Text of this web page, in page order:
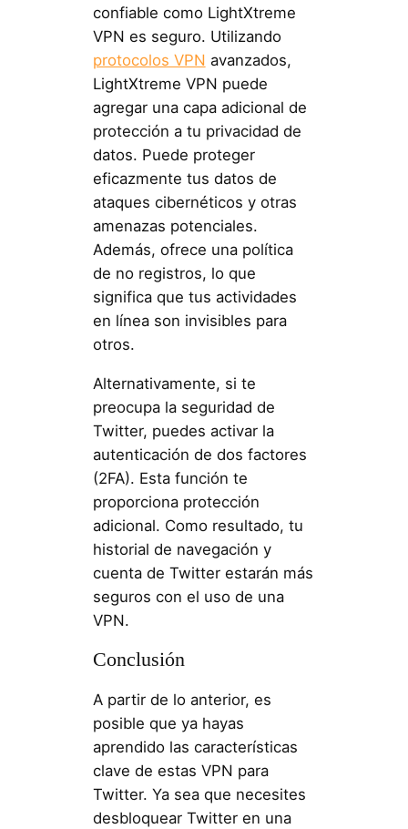
confiable como LightXtreme
VPN es seguro. Utilizando
protocolos VPN avanzados,
LightXtreme VPN puede
agregar una capa adicional de
protección a tu privacidad de
datos. Puede proteger
eficazmente tus datos de
ataques cibernéticos y otras
amenazas potenciales.
Además, ofrece una política
de no registros, lo que
significa que tus actividades
en línea son invisibles para
otros.
Alternativamente, si te
preocupa la seguridad de
Twitter, puedes activar la
autenticación de dos factores
(2FA). Esta función te
proporciona protección
adicional. Como resultado, tu
historial de navegación y
cuenta de Twitter estarán más
seguros con el uso de una
VPN.
Conclusión
A partir de lo anterior, es
posible que ya hayas
aprendido las características
clave de estas VPN para
Twitter. Ya sea que necesites
desbloquear Twitter en una